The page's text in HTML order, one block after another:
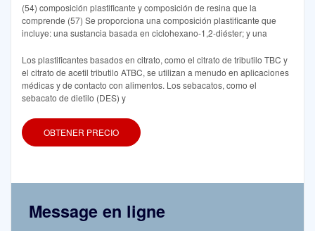
(54) composición plastificante y composición de resina que la
comprende (57) Se proporciona una composición plastificante que
incluye: una sustancia basada en ciclohexano-1,2-diéster; y una
Los plastificantes basados en citrato, como el citrato de tributilo TBC y
el citrato de acetil tributilo ATBC, se utilizan a menudo en aplicaciones
médicas y de contacto con alimentos. Los sebacatos, como el
sebacato de dietilo (DES) y
OBTENER PRECIO
Message en ligne